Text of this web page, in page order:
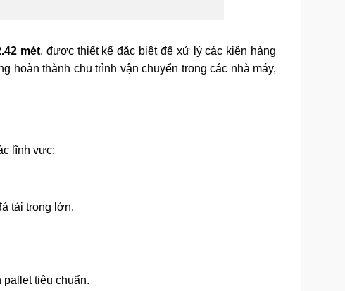
mét, được thiết kế đặc biệt để xử lý các kiện hàng
hoàn thành chu trình vận chuyển trong các nhà máy,
lĩnh vực:
tải trọng lớn.
pallet tiêu chuẩn.